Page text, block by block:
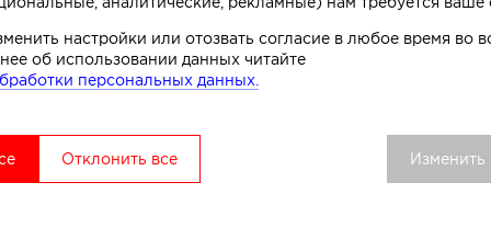
прилавок в магазине
настройки или отозвать согласие в любое время во
об использовании данных читайте
персональных данных.
Отклонить все Изменить